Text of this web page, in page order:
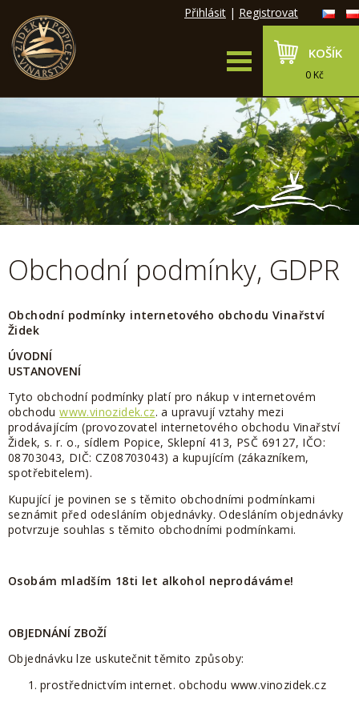
Přihlásit | Registrovat
KOŠÍK
0 Kč
Obchodní podmínky, GDPR
Obchodní podmínky internetového obchodu Vinařství
Židek
ÚVODNÍ
USTANOVENÍ
Tyto obchodní podmínky platí pro nákup v internetovém
obchoduwww.vinozidek.cz. a upravují vztahy mezi
prodávajícím (provozovatel internetového obchodu Vinařství
Židek, s. r. o., sídlem Popice, Sklepní 413, PSČ 69127, IČO:
08703043, DIČ: CZ08703043) a kupujícím (zákazníkem,
spotřebitelem).
Kupující je povinen se s těmito obchodními podmínkami
seznámit před odesláním objednávky. Odesláním objednávky
potvrzuje souhlas s těmito obchodními podmínkami.
Osobám mladším 18ti let alkohol neprodáváme!
OBJEDNÁNÍ ZBOŽÍ
Objednávku lze uskutečnit těmito způsoby:
prostřednictvím internet. obchodu www.vinozidek.cz